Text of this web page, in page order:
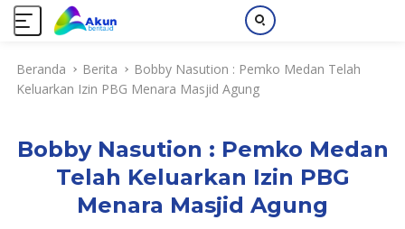
Beranda Berita
Bobby Nasution : Pemko Medan Telah
Keluarkan Izin PBG Menara Masjid Agung
Bobby Nasution : Pemko Medan
Telah Keluarkan Izin PBG
Menara Masjid Agung